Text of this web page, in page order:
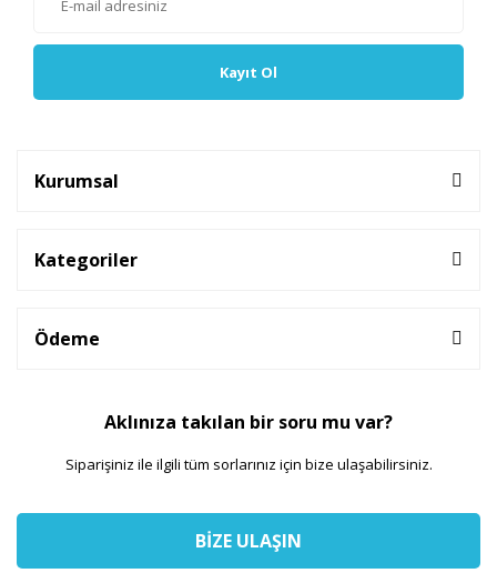
Kayıt Ol
Kurumsal
Kategoriler
Ödeme
Aklınıza takılan bir soru mu var?
Siparişiniz ile ilgili tüm sorlarınız için bize ulaşabilirsiniz.
BİZE ULAŞIN